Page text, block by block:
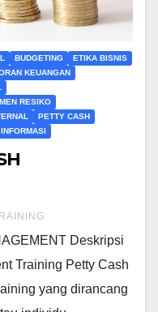
BUDGETING
ETIKA BISNIS
KEUANGAN
RESIKO
PETTY CASH
Deskripsi
Training Petty Cash
yang dirancang